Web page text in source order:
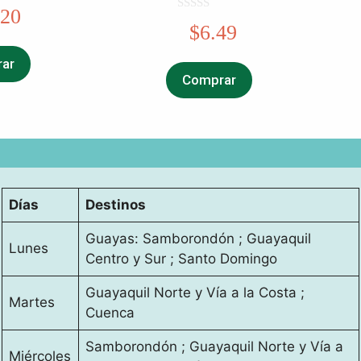
o
5
$6.49
Comprar
Días Destinos
Lunes
Guayas: Samborondón ; Guayaquil
Centro y Sur ; Santo Domingo
Martes
Guayaquil Norte y Vía a la Costa ;
Cuenca
Miércoles
Samborondón ; Guayaquil Norte y Vía a